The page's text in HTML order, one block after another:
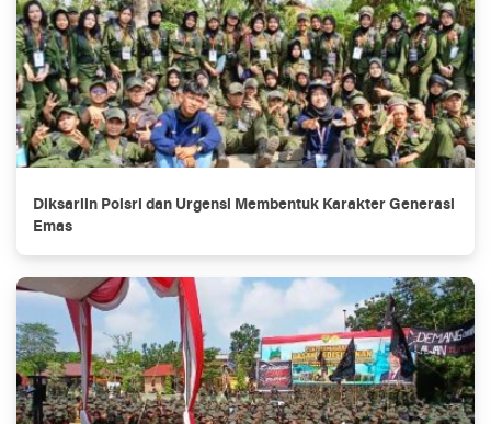
Diksarlin Polsri dan Urgensi Membentuk Karakter Generasi
Emas